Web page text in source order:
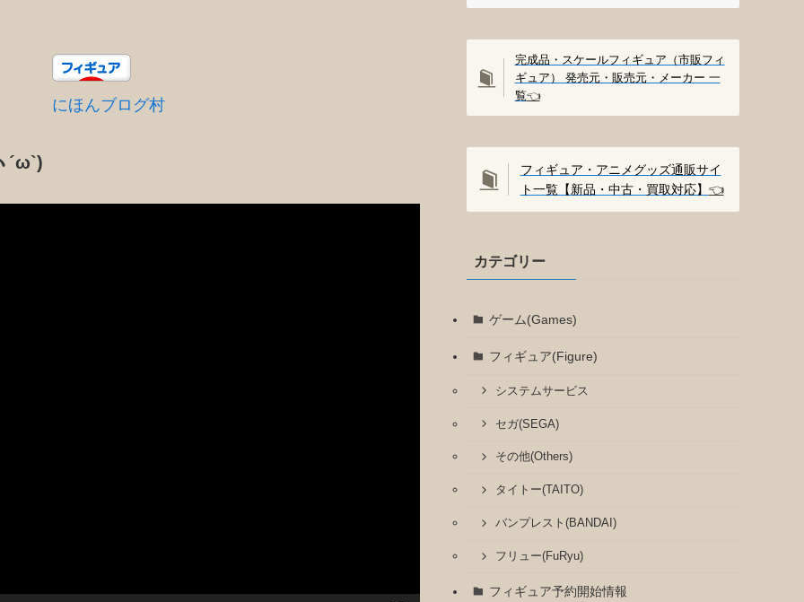
にほんブログ村
´ω`)
完成品・スケールフィギュア（市販フィ
ギュア） 発売元・販売元・メーカー 一
覧👈️
フィギュア・アニメグッズ通販サイ
ト一覧【新品・中古・買取対応】 👈️
カテゴリー
ゲーム(Games)
フィギュア(Figure)
システムサービス
セガ(SEGA)
その他(Others)
タイトー(TAITO)
バンプレスト(BANDAI)
フリュー(FuRyu)
フィギュア予約開始情報